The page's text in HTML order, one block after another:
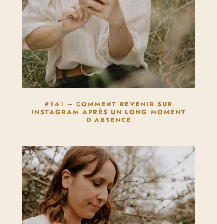
#141 – COMMENT REVENIR SUR
INSTAGRAM APRÈS UN LONG MOMENT
D’ABSENCE